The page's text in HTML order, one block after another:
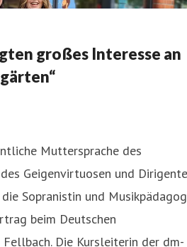
großes Interesse an
Muttersprache des
des Geigenvirtuosen und
Sopranistin und
beim Deutschen
Die Kursleiterin der dm-